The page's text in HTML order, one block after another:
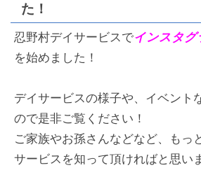
た！
忍野村デイサービスでインスタ
を始めました！
デイサービスの様子や、イベント
ので是非ご覧ください！
ご家族やお孫さんなどなど、もっ
サービスを知って頂ければと思い